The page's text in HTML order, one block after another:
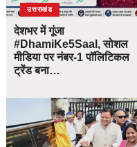
उत्तराखंड
देशभर में गूंजा
#DhamiKe5Saal, सोशल
मीडिया पर नंबर-1 पॉलिटिकल
ट्रेंड बना…